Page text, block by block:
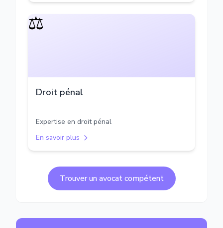
⚖️
Droit pénal
Expertise en droit pénal
En savoir plus
Trouver un avocat compétent